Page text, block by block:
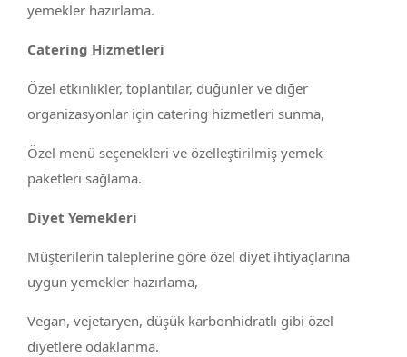
yemekler hazırlama.
Catering Hizmetleri
Özel etkinlikler, toplantılar, düğünler ve diğer
organizasyonlar için catering hizmetleri sunma,
Özel menü seçenekleri ve özelleştirilmiş yemek
paketleri sağlama.
Diyet Yemekleri
Müşterilerin taleplerine göre özel diyet ihtiyaçlarına
uygun yemekler hazırlama,
Vegan, vejetaryen, düşük karbonhidratlı gibi özel
diyetlere odaklanma.